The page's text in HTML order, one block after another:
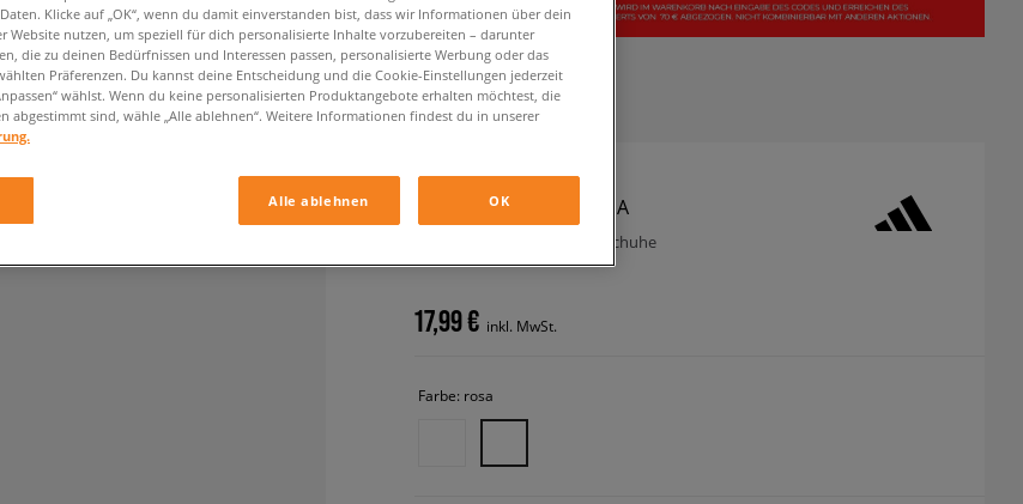
ADIDAS ADILETTE AQUA
damen, flip-flops und badeschuhe
17,99 € inkl. MwSt.
Farbe: rosa
Klicke auf „OK“, wenn du damit einverstanden bist, dass wir Informationen über dein
Website nutzen, um speziell für dich personalisierte Inhalte vorzubereiten – darunter
die zu deinen Bedürfnissen und Interessen passen, personalisierte Werbung oder das
Präferenzen. Du kannst deine Entscheidung und die Cookie-Einstellungen jederzeit
wählst. Wenn du keine personalisierten Produktangebote erhalten möchtest, die
abgestimmt sind, wähle „Alle ablehnen“. Weitere Informationen findest du in unserer
Alle ablehnen OK